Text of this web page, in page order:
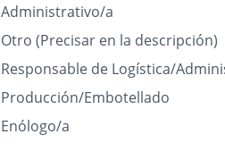
Administrativo/a
Otro (Precisar en la descripción)
Responsable de Logística/
Producción/Embotellado
Enólogo/a